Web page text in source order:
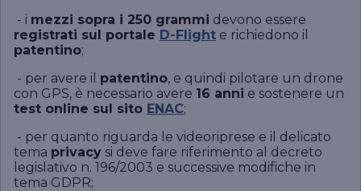
- i mezzi sopra i 250 grammi devono essere
registrati sul portale D-Flight e richiedono il
patentino;
- per avere il patentino, e quindi pilotare un drone
con GPS, è necessario avere 16 anni e sostenere un
test online sul sito ENAC;
- per quanto riguarda le videoriprese e il delicato
tema privacy si deve fare riferimento al decreto
legislativo n. 196/2003 e successive modifiche in
tema GDPR;